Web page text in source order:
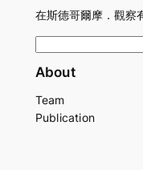
在斯德哥爾摩．觀察
e
r
About
Team
Publication